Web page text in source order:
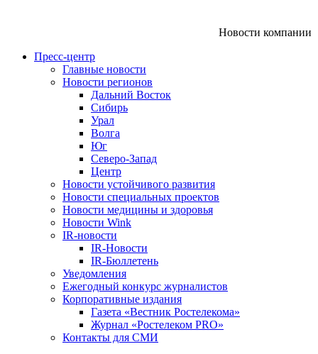
Новости компании
Пресс-центр
Главные новости
Новости регионов
Дальний Восток
Сибирь
Урал
Волга
Юг
Северо-Запад
Центр
Новости устойчивого развития
Новости специальных проектов
Новости медицины и здоровья
Новости Wink
IR-новости
IR-Новости
IR-Бюллетень
Уведомления
Ежегодный конкурс журналистов
Корпоративные издания
Газета «Вестник Ростелекома»
Журнал «Ростелеком PRO»
Контакты для СМИ